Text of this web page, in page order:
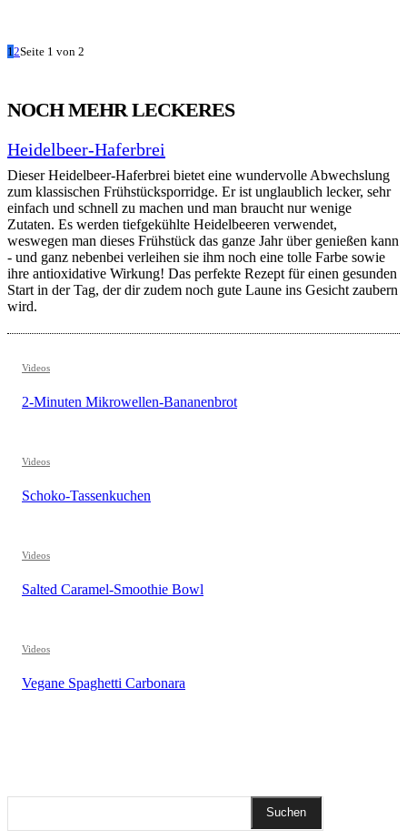
12Seite 1 von 2
NOCH MEHR LECKERES
Heidelbeer-Haferbrei
Dieser Heidelbeer-Haferbrei bietet eine wundervolle Abwechslung
zum klassischen Frühstücksporridge. Er ist unglaublich lecker, sehr
einfach und schnell zu machen und man braucht nur wenige
Zutaten. Es werden tiefgekühlte Heidelbeeren verwendet,
weswegen man dieses Frühstück das ganze Jahr über genießen kann
- und ganz nebenbei verleihen sie ihm noch eine tolle Farbe sowie
ihre antioxidative Wirkung! Das perfekte Rezept für einen gesunden
Start in der Tag, der dir zudem noch gute Laune ins Gesicht zaubern
wird.
Videos
2-Minuten Mikrowellen-Bananenbrot
Videos
Schoko-Tassenkuchen
Videos
Salted Caramel-Smoothie Bowl
Videos
Vegane Spaghetti Carbonara
Suchen